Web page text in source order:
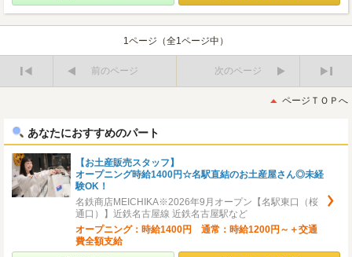
1ページ（全1ページ中）
前のページ
次のページ
後
ページＴＯＰへ
あなたにおすすめのパート
【お土産販売スタッフ】
オープニング時給1400円☆名駅直結のお土産屋さん◎未経
験OK！
名鉄商店MEICHIKA※2026年9月オープン【名駅東口（桜
通口）】近鉄名古屋線 近鉄名古屋駅など
オープニング：時給1400円 通常：時給1200円～＋交通
費全額支給